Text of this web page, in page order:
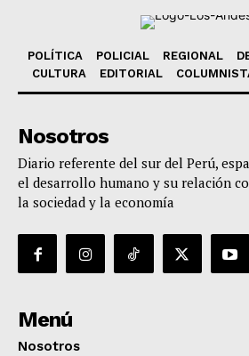
POLÍTICA POLICIAL REGIONAL
CULTURA
EDITORIAL
Nosotros
Diario referente del sur del Perú,
el desarrollo humano y su relación
la sociedad y la economía
Menú
Nosotros